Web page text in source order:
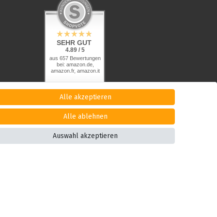
SEHR GUT
4.89 / 5
aus 657 Bewertungen
bei: amazon.de,
amazon.fr, amazon.it
Alle akzeptieren
Alle ablehnen
Auswahl akzeptieren